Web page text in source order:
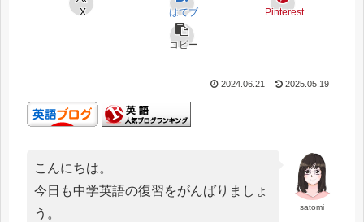
X はてブ Pinterest
コピー
2024.06.21 2025.05.19
satomi
こんにちは。
今日も中学英語の復習をがんばりましょ
う。